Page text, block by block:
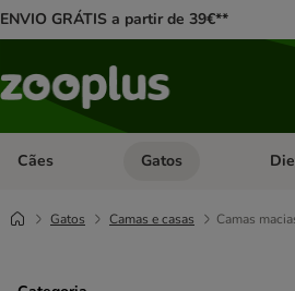
ENVIO GRÁTIS a partir de 39€**
Cães Abrir menu de categoria:
Gatos
Gatos Camas e casas Camas